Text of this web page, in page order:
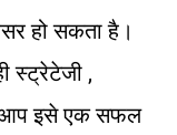
हो सकता है।
स्ट्रेटेजी ,
आप इसे एक सफल